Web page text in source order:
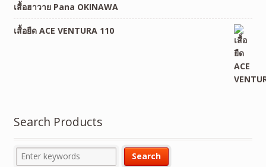
เสื้อฮาวาย Pana OKINAWA
เสื้อยืด ACE VENTURA 110
Search Products